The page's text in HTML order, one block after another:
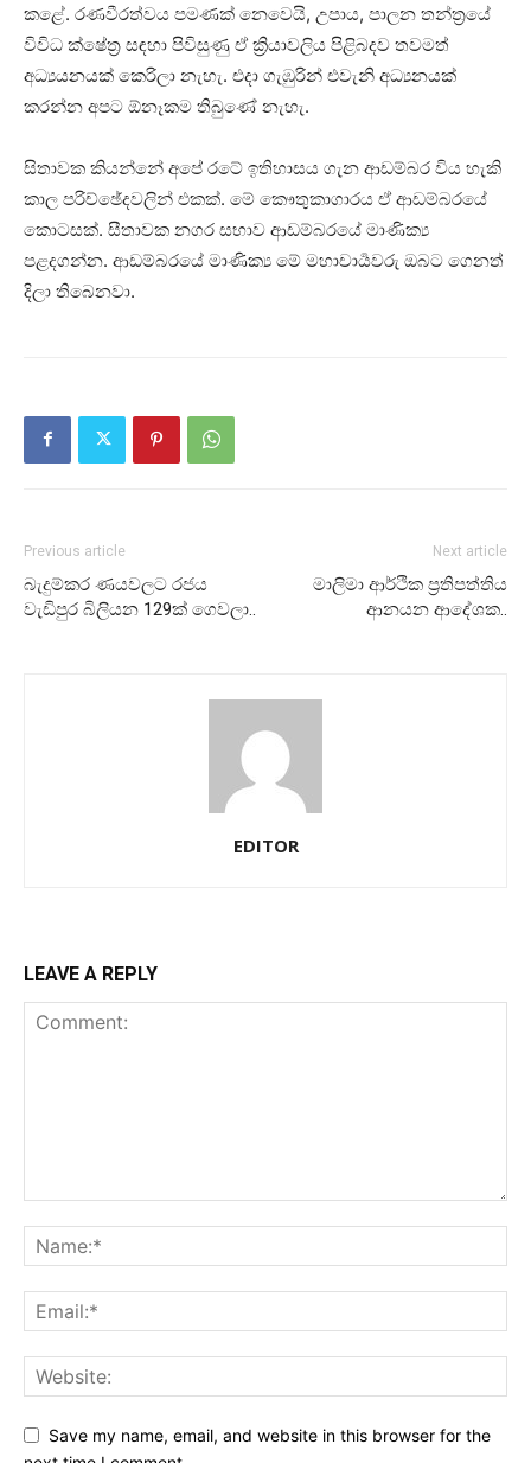
කළේ. රණවීරත්වය පමණක් නෙවෙයි, උපාය, පාලන තන්ත්‍රයේ
විවිධ ක්ෂේත්‍ර සඳහා පිවිසුණු ඒ ක්‍රියාවලිය පිළිබදව තවමත්
අධ්‍යයනයක් කෙරිලා නැහැ. එදා ගැඹුරින් එවැනි අධ්‍යනයක්
කරන්න අපට ඕනෑකම තිබුණේ නැහැ.
සිතාවක කියන්නේ අපේ රටේ ඉතිහාසය ගැන ආඩම්බර විය හැකි
කාල පරිච්ඡේදවලින් එකක්. මේ කෞතුකාගාරය ඒ ආඩම්බරයේ
කොටසක්. සීතාවක නගර සභාව ආඩම්බරයේ මාණික්‍ය
පළදගන්න. ආඩම්බරයේ මාණික්‍ය මේ මහාචාර්‍යවරු ඔබට ගෙනත්
දිලා තිබෙනවා.
Previous article
බැදුම්කර ණයවලට රජය
වැඩිපුර බිලියන 129ක් ගෙවලා..
Next article
මාලිමා ආර්ථික ප‍්‍රතිපත්තිය
ආනයන ආදේශක..
EDITOR
LEAVE A REPLY
Save my name, email, and website in this browser for the